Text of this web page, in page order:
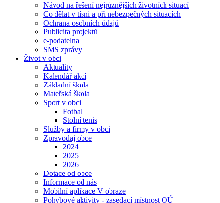
Návod na řešení nejrůznějších životních situací
Co dělat v tísni a při nebezpečných situacích
Ochrana osobních údajů
Publicita projektů
e-podatelna
SMS zprávy
Život v obci
Aktuality
Kalendář akcí
Základní škola
Mateřská škola
Sport v obci
Fotbal
Stolní tenis
Služby a firmy v obci
Zpravodaj obce
2024
2025
2026
Dotace od obce
Informace od nás
Mobilní aplikace V obraze
Pohybové aktivity - zasedací místnost OÚ